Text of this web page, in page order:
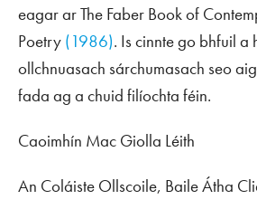
eagar arThe Faber Book of
Poetry (1986). Is cinnte go bhfuil a
ollchnuasach sárchumasach seo
fada ag a chuid filíochta féin.
Caoimhín Mac Giolla Léith
An Coláiste Ollscoile, Baile Átha